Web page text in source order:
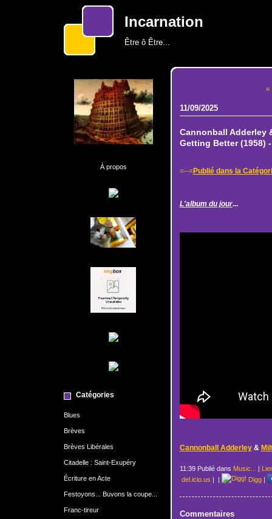
Incarnation
Être ô Être...
À propos
Catégories
Blues
Brèves
Brèves Libérales
Citadelle : Saint-Exupéry
Écriture en Acte
Festoyons... Buvons la coupe...
Franc-tireur
«
11/09/2025
Cannonball Adderley
Getting Better (1958)
=--=Publié dans la
L'album du jour...
Cannonball Adderley &
11:39 Publié dans Music... |
del.icio.us | | Digg|
Commentaires